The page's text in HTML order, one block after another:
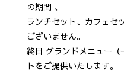
の期間 、
ランチセット、カフェセ
ございません。
終日 グランドメニュー（
トをご提供いたします。